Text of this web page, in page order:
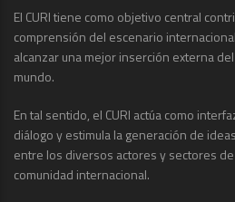
El CURI tiene como objetivo central
comprensión del escenario
alcanzar una mejor inserción externa
mundo.
En tal sentido, el CURI actúa como
diálogo y estimula la generación de
entre los diversos actores y sectores
comunidad internacional.